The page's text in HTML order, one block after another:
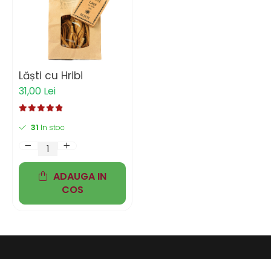
Lăști cu Hribi
31,00 Lei
31 In stoc
ADAUGA IN
COS